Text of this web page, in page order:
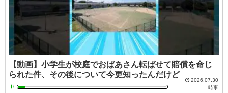
【動画】小学生が校庭でおばあさん転ばせて賠償を命じ
られた件、その後について今更知ったんだけど
2026.07.30
時事